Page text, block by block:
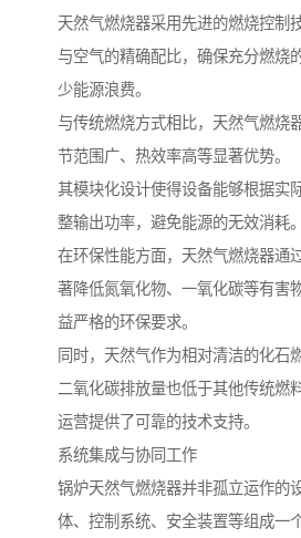
天然气燃烧器采用先进的燃烧控制
与空气的精确配比，确保充分燃烧
少能源浪费。
与传统燃烧方式相比，天然气燃烧
节范围广、热效率高等显著优势。
其模块化设计使得设备能够根据实
整输出功率，避免能源的无效消耗。
在环保性能方面，天然气燃烧器通
著降低氮氧化物、一氧化碳等有害
益严格的环保要求。
同时，天然气作为相对清洁的化石
二氧化碳排放量也低于其他传统燃
运营提供了可靠的技术支持。
系统集成与协同工作
锅炉天然气燃烧器并非孤立运作的
体、控制系统、安全装置等组成一